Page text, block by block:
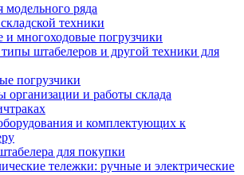
модельного ряда
техники
и многоходовые погрузчики
штабелеров и другой техники для
погрузчики
организации и работы склада
и комплектующих к
для покупки
тележки: ручные и электрические